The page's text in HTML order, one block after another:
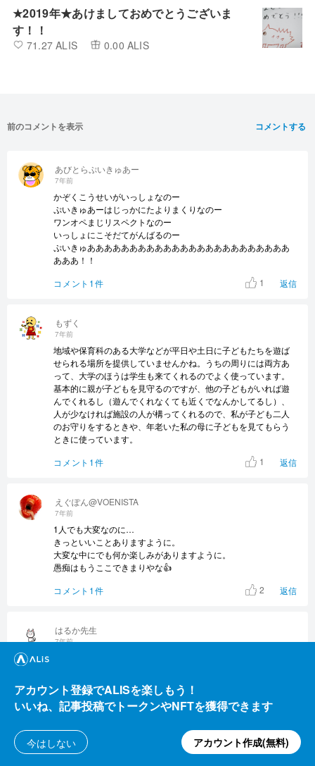
★2019年★あけましておめでとうございま
す！！
71.27 ALIS 0.00 ALIS
コメントする
前のコメントを表示
kumaco
7年前
はるか先生
7年前
コメント1件
えぐぽん@VOENISTA
7年前
1人でも大変なのに…
きっといいことありますように。
大変な中にでも何か楽しみがありますように。
愚痴はもうここできまりやな👍
コメント1件
2 返信
もずく
7年前
地域や保育科のある大学などが平日や土日に子どもたちを遊ば
せられる場所を提供していませんかね。うちの周りには両方あ
って、大学のほうは学生も来てくれるのでよく使っています。
基本的に親が子どもを見守るのですが、他の子どもがいれば遊
んでくれるし（遊んでくれなくても近くでなんかしてるし）、
人が少なければ施設の人が構ってくれるので、私が子ども二人
のお守りをするときや、年老いた私の母に子どもを見てもらう
ときに使っています。
コメント1件
1 返信
あびとらぷいきゅあー
7年前
かぞくこうせいがいっしょなのー
ぷいきゅあーはじっかにたよりまくりなのー
ワンオペまじリスペクトなのー
いっしょにこそだてがんばるのー
ぷいきゅああああああああああああああああああああああああ
あああ！！
コメント1件
1 返信
アカウント登録でALISを楽しもう！
いいね、記事投稿でトークンやNFTを獲得できます
今はしない アカウント作成(無料)